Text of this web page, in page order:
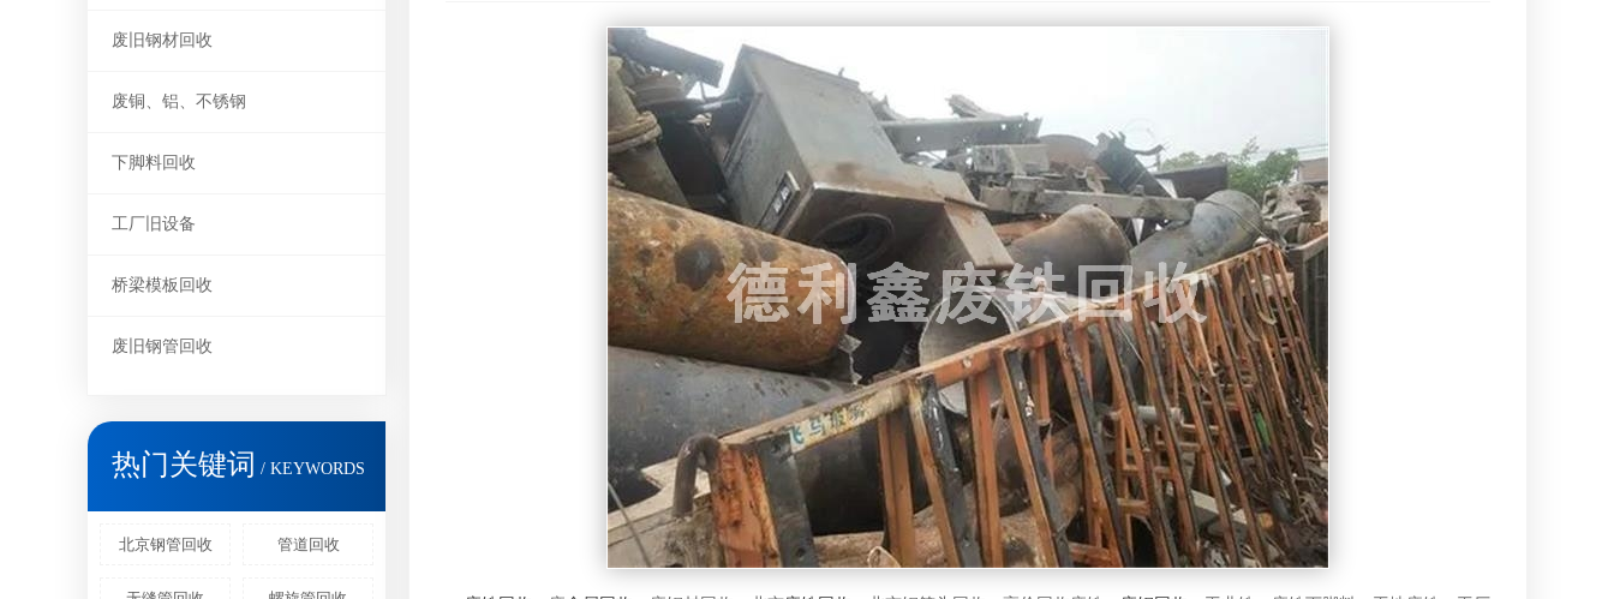
废旧钢材回收
废铜、铝、不锈钢
下脚料回收
工厂旧设备
桥梁模板回收
废旧钢管回收
热门关键词 / KEYWORDS
北京钢管回收 管道回收